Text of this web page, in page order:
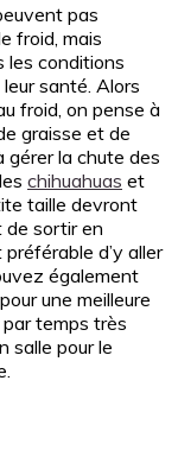
pas
froid, mais
les conditions
santé. Alors
froid, on pense à
graisse et de
gérer la chute des
chihuahuas et
taille devront
de sortir en
d’y aller
également
une meilleure
temps très
salle pour le